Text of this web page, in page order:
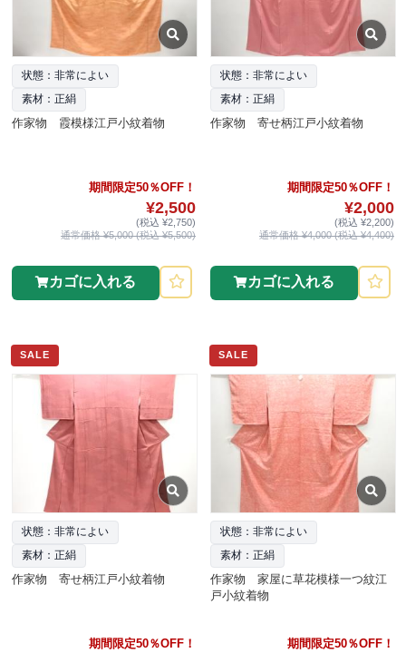
状態：非常によい
素材：正絹
作家物 霞模様江戸小紋着物
期間限定50％OFF！
¥2,500
(税込 ¥2,750)
通常価格 ¥5,000 (税込 ¥5,500)
カゴに入れる
状態：非常によい
素材：正絹
作家物 寄せ柄江戸小紋着物
期間限定50％OFF！
¥2,000
(税込 ¥2,200)
通常価格 ¥4,000 (税込 ¥4,400)
カゴに入れる
SALE
状態：非常によい
素材：正絹
作家物 寄せ柄江戸小紋着物
期間限定50％OFF！
SALE
状態：非常によい
素材：正絹
作家物 家屋に草花模様一つ紋江
戸小紋着物
期間限定50％OFF！